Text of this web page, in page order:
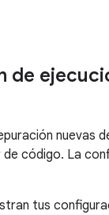
nuevas
código. La
tus